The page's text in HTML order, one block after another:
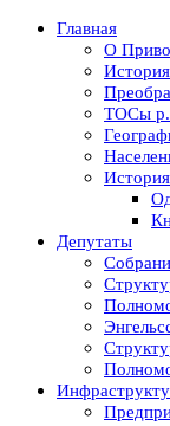
Главная
О
ТОСы р.
Депутаты